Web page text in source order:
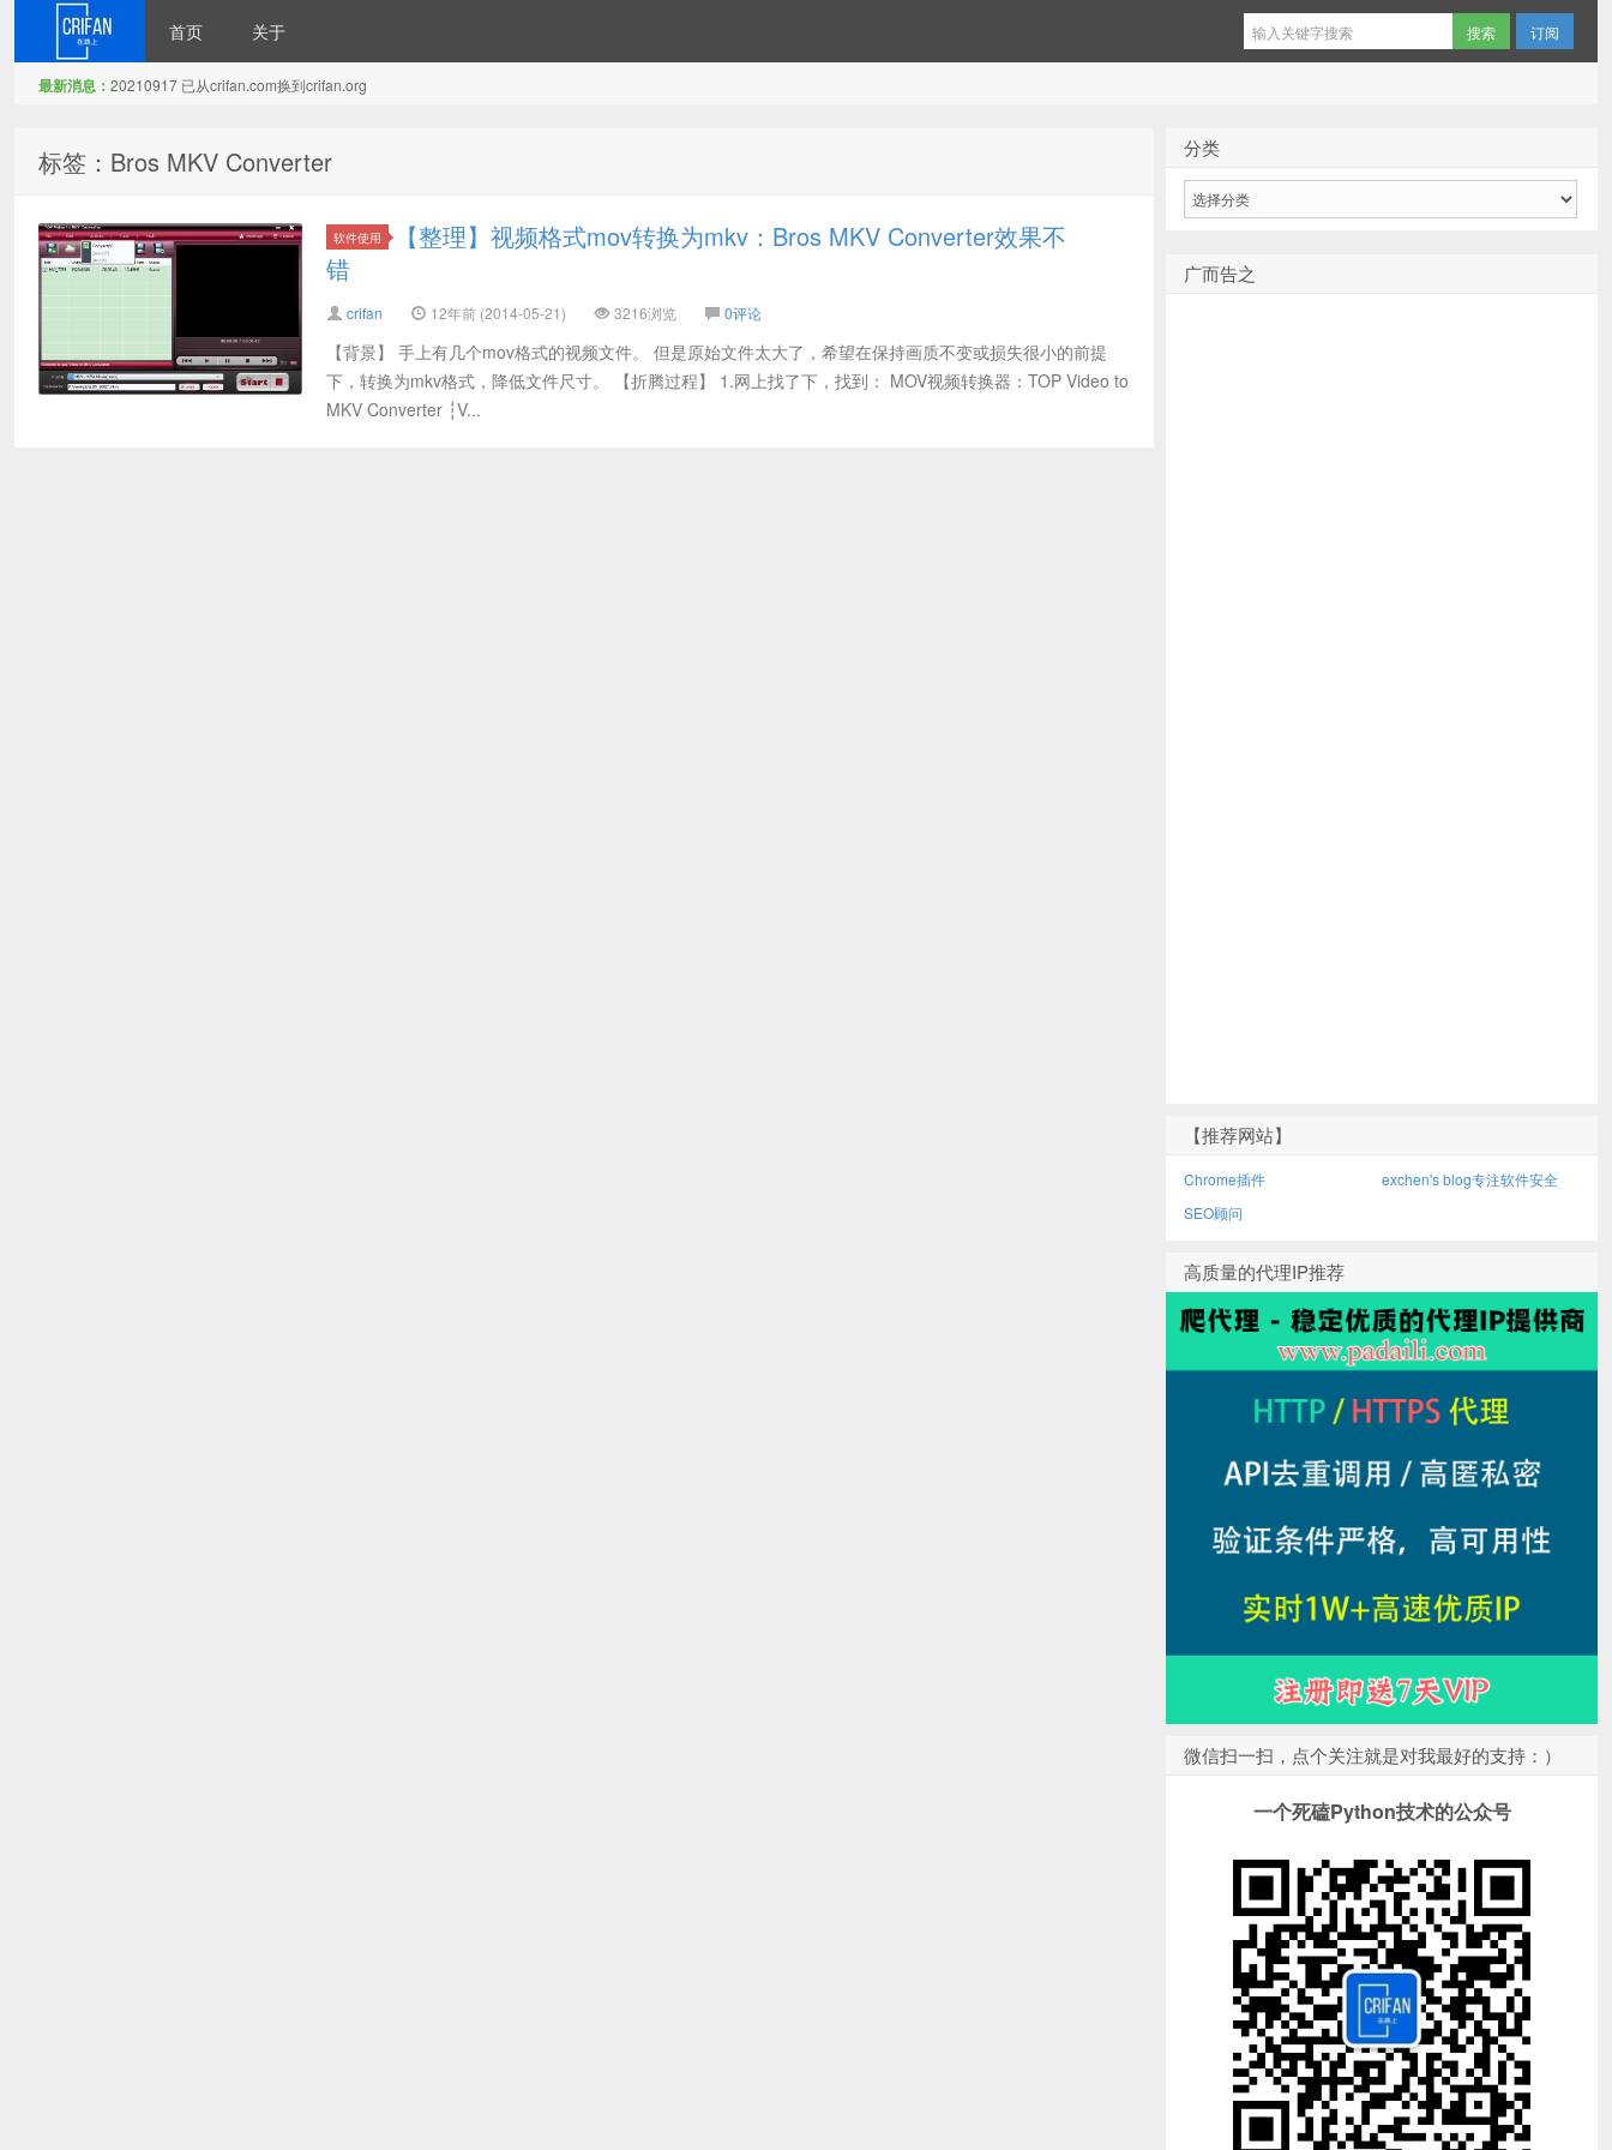
首页 关于 订阅
最新消息： 20210917 已从crifan.com换到crifan.org
标签：Bros MKV Converter
软件使用
【整理】视频格式mov转换为mkv：Bros MKV Converter效果不
错
crifan 12年前 (2014-05-21) 3216浏览 0评论
【背景】 手上有几个mov格式的视频文件。 但是原始文件太大了，希望在保持画质不变或损失很小的前提
下，转换为mkv格式，降低文件尺寸。 【折腾过程】 1.网上找了下，找到： MOV视频转换器：TOP Video to
MKV Converter ┆V...
分类
广而告之
【推荐网站】
Chrome插件
exchen's blog专注软件安全
SEO顾问
高质量的代理IP推荐
微信扫一扫，点个关注就是对我最好的支持：）
一个死磕Python技术的公众号